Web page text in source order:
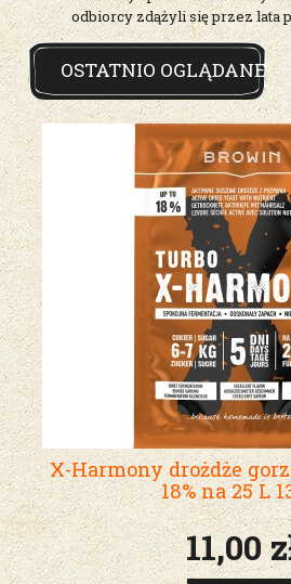
odbiorcy zdążyli się przez lata
OSTATNIO OGLĄDANE
X-Harmony drożdże
18% na 25 L
11,00